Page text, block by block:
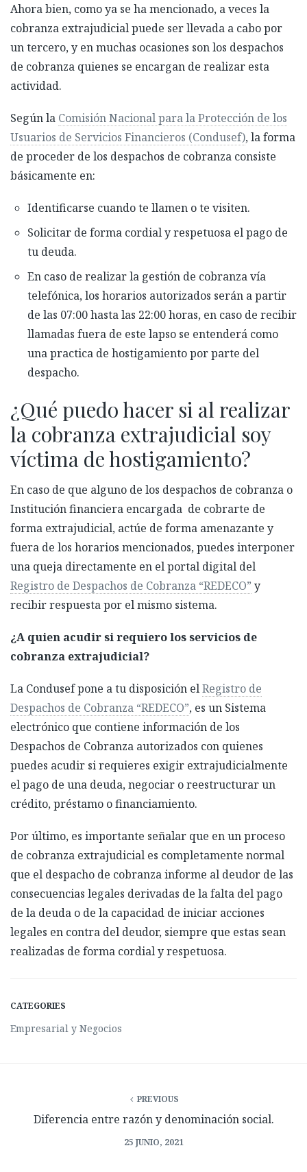
Ahora bien, como ya se ha mencionado, a veces la
cobranza extrajudicial puede ser llevada a cabo por
un tercero, y en muchas ocasiones son los despachos
de cobranza quienes se encargan de realizar esta
actividad.
Según la Comisión Nacional para la Protección de los
Usuarios de Servicios Financieros (Condusef), la forma
de proceder de los despachos de cobranza consiste
básicamente en:
Identificarse cuando te llamen o te visiten.
Solicitar de forma cordial y respetuosa el pago de
tu deuda.
En caso de realizar la gestión de cobranza vía
telefónica, los horarios autorizados serán a partir
de las 07:00 hasta las 22:00 horas, en caso de recibir
llamadas fuera de este lapso se entenderá como
una practica de hostigamiento por parte del
despacho.
¿Qué puedo hacer si al realizar
la cobranza extrajudicial soy
víctima de hostigamiento?
En caso de que alguno de los despachos de cobranza o
Institución financiera encargada de cobrarte de
forma extrajudicial, actúe de forma amenazante y
fuera de los horarios mencionados, puedes interponer
una queja directamente en el portal digital del
Registro de Despachos de Cobranza “REDECO” y
recibir respuesta por el mismo sistema.
¿A quien acudir si requiero los servicios de
cobranza extrajudicial?
La Condusef pone a tu disposición elRegistro de
Despachos de Cobranza “REDECO”, es un Sistema
electrónico que contiene información de los
Despachos de Cobranza autorizados con quienes
puedes acudir si requieres exigir extrajudicialmente
el pago de una deuda, negociar o reestructurar un
crédito, préstamo o financiamiento.
Por último, es importante señalar que en un proceso
de cobranza extrajudicial es completamente normal
que el despacho de cobranza informe al deudor de las
consecuencias legales derivadas de la falta del pago
de la deuda o de la capacidad de iniciar acciones
legales en contra del deudor, siempre que estas sean
realizadas de forma cordial y respetuosa.
CATEGORIES
Empresarial y Negocios
PREVIOUS
Diferencia entre razón y denominación social.
25 JUNIO, 2021